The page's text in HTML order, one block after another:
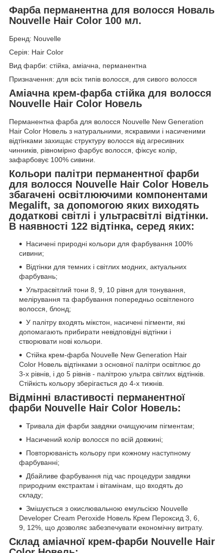
Фарба перманентна для волосся Новаль
Nouvelle Hair Color 100 мл.
Бренд: Nouvelle
Серія: Hair Color
Вид фарби: стійка, аміачна, перманентна
Призначення: для всіх типів волосся, для сивого волосся
Аміачна крем-фарба стійка для волосся
Nouvelle Hair Color Новель
Перманентна фарба для волосся Nouvelle New Generation
Hair Color Новель з натуральними, яскравими і насиченими
відтінками захищає структуру волосся від агресивних
чинників, рівномірно фарбує волосся, фіксує колір,
зафарбовує 100% сивини.
Кольори палітри перманентної фарби
для волосся Nouvelle Hair Color Новель
збагачені освітлюючими компонентами
Megalift, за допомогою яких виходять
додаткові світлі і ультрасвітлі відтінки.
В наявності 122 відтінка, серед яких:
Насичені природні кольори для фарбування 100%
сивини;
Відтінки для темних і світлих модних, актуальних
фарбувань;
Ультрасвітлий тони 8, 9, 10 рівня для тонування,
мелірування та фарбування попередньо освітленого
волосся, блонд;
У палітру входять мікстон, насичені пігменти, які
допомагають прибирати невідповідні відтінки і
створювати нові кольори.
Стійка крем-фарба Nouvelle New Generation Hair
Color Новель відтінками з основної палітри освітлює до
3-х рівнів, і до 5 рівнів - палітрою ультра світлих відтінків.
Стійкість кольору зберігається до 4-х тижнів.
Відмінні властивості перманентної
фарби Nouvelle Hair Color Новель:
Тривала дія фарби завдяки очищуючим пігментам;
Насичений колір волосся по всій довжині;
Повторюваність кольору при кожному наступному
фарбуванні;
Дбайливе фарбування під час процедури завдяки
природним екстрактам і вітамінам, що входять до
складу;
Змішується з окислювальною емульсією Nouvelle
Developer Cream Peroxide Новель Крем Пероксид 3, 6,
9, 12%, що дозволяє забезпечувати економічну витрату.
Склад аміачної крем-фарби Nouvelle Hair